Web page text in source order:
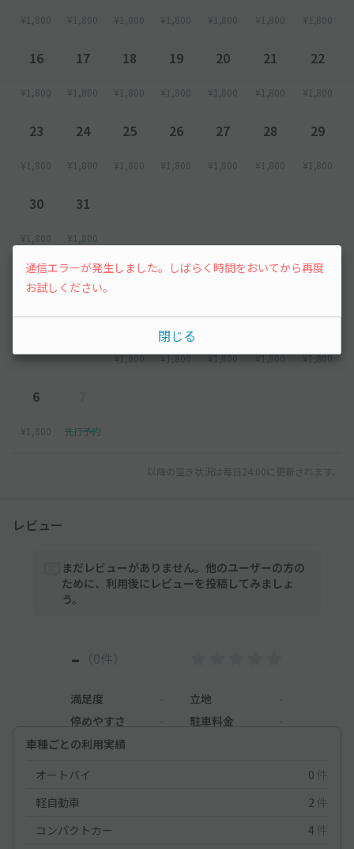
¥1,800 ¥1,800 ¥1,800 ¥1,800 ¥1,800 ¥1,800 ¥1,800
16
¥1,800
17
¥1,800
18
¥1,800
19
¥1,800
20
¥1,800
21
¥1,800
22
¥1,800
23
¥1,800
24
¥1,800
25
¥1,800
26
¥1,800
27
¥1,800
28
¥1,800
29
¥1,800
30
¥1,800
31
¥1,800
2026年9月
1
¥1,800
2
¥1,800
3
¥1,800
4
¥1,800
5
¥1,800
6
¥1,800 先行予約
以降の空き状況は毎日24:00に更新されます。
レビュー
まだレビューがありません。他のユーザーの方の
ために、利用後にレビューを投稿してみましょ
う。
- （0件）
満足度 立地
停めやすさ
駐車料金
車種ごとの利用実績
オートバイ
0 件
軽自動車
2 件
コンパクトカー
4 件
通信エラーが発生しました。しばらく時間をおいてから再度
お試しください。
閉じる